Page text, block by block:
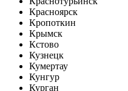
Красноярск
Кропоткин
Крымск
Кстово
Кузнецк
Кумертау
Кунгур
Курган